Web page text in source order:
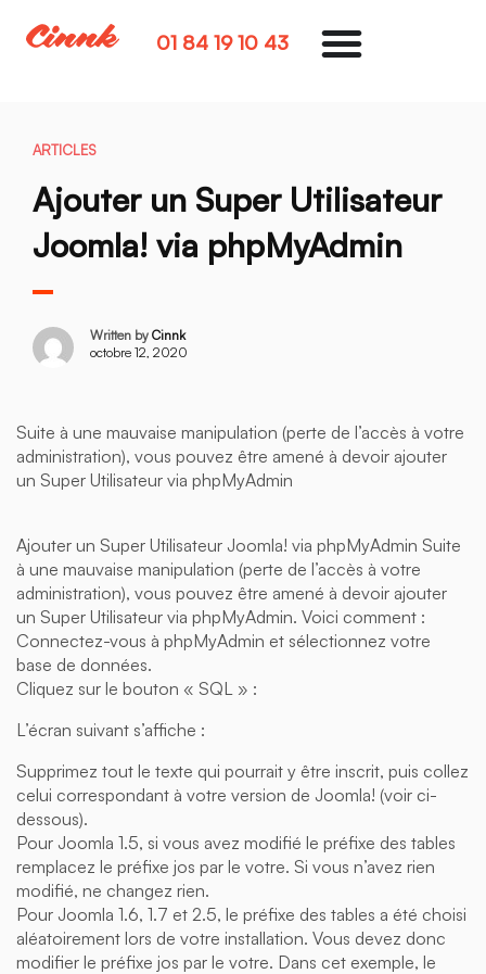
01 84 19 10 43
ARTICLES
Ajouter un Super Utilisateur
Joomla! via phpMyAdmin
Written by Cinnk
octobre 12, 2020
Suite à une mauvaise manipulation (perte de l’accès à votre
administration), vous pouvez être amené à devoir ajouter
un Super Utilisateur via phpMyAdmin
Ajouter un Super Utilisateur Joomla! via phpMyAdmin Suite
à une mauvaise manipulation (perte de l’accès à votre
administration), vous pouvez être amené à devoir ajouter
un Super Utilisateur via phpMyAdmin. Voici comment :
Connectez-vous à phpMyAdmin et sélectionnez votre
base de données.
Cliquez sur le bouton « SQL » :
L’écran suivant s’affiche :
Supprimez tout le texte qui pourrait y être inscrit, puis collez
celui correspondant à votre version de Joomla! (voir ci-
dessous).
Pour Joomla 1.5, si vous avez modifié le préfixe des tables
remplacez le préfixe jos par le votre. Si vous n’avez rien
modifié, ne changez rien.
Pour Joomla 1.6, 1.7 et 2.5, le préfixe des tables a été choisi
aléatoirement lors de votre installation. Vous devez donc
modifier le préfixe jos par le votre. Dans cet exemple, le